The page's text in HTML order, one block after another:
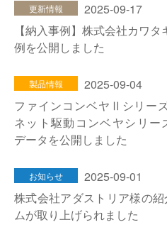
更新情報
2025-09-17
【納入事例】株式会社カワ
例を公開しました
製品情報
2025-09-04
ファインコンベヤⅡシリー
ネット駆動コンベヤシリー
データを公開しました
お知らせ
2025-09-01
株式会社アダストリア様の
ムが取り上げられました